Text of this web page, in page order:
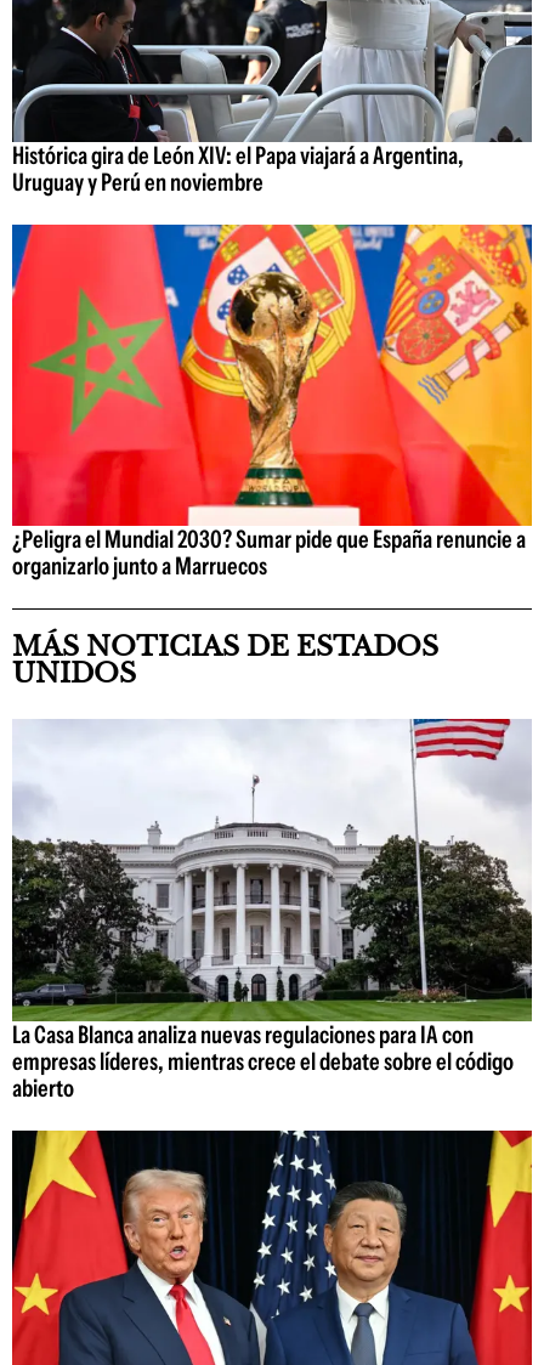
Histórica gira de León XIV: el Papa viajará a Argentina,
Uruguay y Perú en noviembre
¿Peligra el Mundial 2030? Sumar pide que España renuncie a
organizarlo junto a Marruecos
MÁS NOTICIAS DE ESTADOS
UNIDOS
La Casa Blanca analiza nuevas regulaciones para IA con
empresas líderes, mientras crece el debate sobre el código
abierto